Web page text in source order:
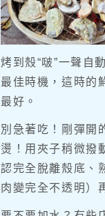
烤到殼“啵”一聲自
最佳時機，這時的
最好。
別急著吃！剛彈開
燙！用夾子稍微撥
認完全脫離殼底、
肉變完全不透明）